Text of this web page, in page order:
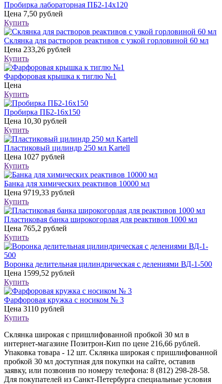
Пробирка лабораторная ПБ2-14х120
Цена 7,50 рублей
Купить
Склянка для растворов реактивов с узкой горловиной 60 мл
Цена 233,26 рублей
Купить
Фарфоровая крышка к тиглю №1
Цена
Купить
Пробирка ПБ2-16х150
Цена 10,30 рублей
Купить
Пластиковый цилиндр 250 мл Kartell
Цена 1027 рублей
Купить
Банка для химических реактивов 10000 мл
Цена 9719,33 рублей
Купить
Пластиковая банка широкогорлая для реактивов 1000 мл
Цена 765,2 рублей
Купить
Воронка делительная цилиндрическая с делениями ВД-1-500
Цена 1599,52 рублей
Купить
Фарфоровая кружка с носиком № 3
Цена 3110 рублей
Купить
Склянка широкая с пришлифованной пробкой 30 мл в
интернет-магазине Позитрон-Кип по цене 216,66 рублей.
Упаковка товара - 12 шт. Склянка широкая с пришлифованной
пробкой 30 мл доступная для покупки на сайте, оставив
заявку, или позвонив по номеру телефона: 8 (812) 298-28-58.
Для покупателей из Санкт-Петербурга специальные условия